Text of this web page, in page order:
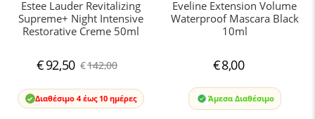
Estee Lauder Revitalizing
Supreme+ Night Intensive
Restorative Creme 50ml
€142,00
€92,50
Διαθέσιμο 4 έως 10 ημέρες
Eveline Extension Volume
Waterproof Mascara Black
10ml
€8,00
Άμεσα Διαθέσιμο